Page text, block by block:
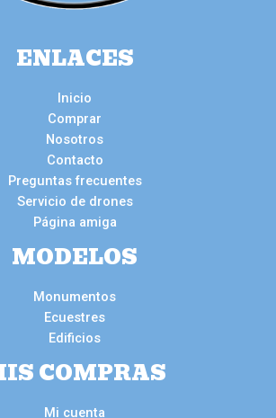
ENLACES
Inicio
Comprar
Nosotros
Contacto
Preguntas frecuentes
Servicio de drones
Página amiga
MODELOS
Monumentos
Ecuestres
Edificios
COMPRAS
Mi cuenta